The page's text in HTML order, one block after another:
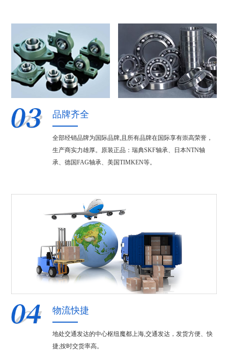
品牌齐全
全部经销品牌为国际品牌,且所有品牌在国际享有崇高荣誉，
生产商实力雄厚。原装正品：瑞典SKF轴承、日本NTN轴
承、德国FAG轴承、美国TIMKEN等。
物流快捷
地处交通发达的中心枢纽魔都上海,交通发达，发货方便、快
捷;按时交货率高。